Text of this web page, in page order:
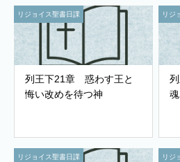
リジョイス聖書日課
列王下21章 惑わす王と
悔い改めを待つ神
リジ
リジョイス聖書日課 リジ